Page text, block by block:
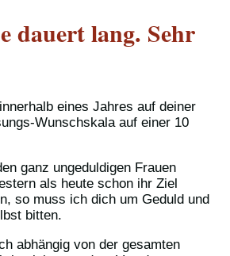
dauert lang. Sehr
eines Jahres auf deiner
Wunschskala auf einer 10
ganz ungeduldigen Frauen
als heute schon ihr Ziel
so muss ich dich um Geduld und
bitten.
abhängig von der gesamten